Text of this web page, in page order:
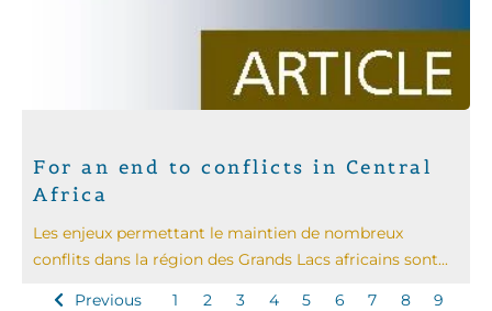
For an end to conflicts in Central
Africa
Les enjeux permettant le maintien de nombreux
conflits dans la région des Grands Lacs africains sont...
Previous 1 2 3 4 5 6 7 8
9